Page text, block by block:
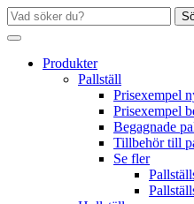
Produkter
Pallställ
Prisexempel
Prisexempel
Begagnade
Tillbehör till
Se fler